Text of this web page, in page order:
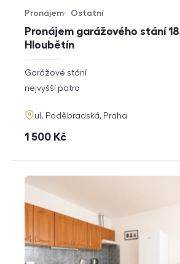
Pronájem garážového stání 18
Hloubětín
Typ nabídky
Pronájem
Typ nemovitosti
Ostatní
rozměry
dispozice
Garážové stání
funkce
nejvyšší patro
adresa
ul. Poděbradská, Praha
cena
1 500 Kč